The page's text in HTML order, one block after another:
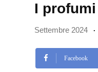
I
Settembre 2024
Facebook